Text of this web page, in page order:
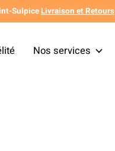
SulpiceLivraison et Retours
Nos services